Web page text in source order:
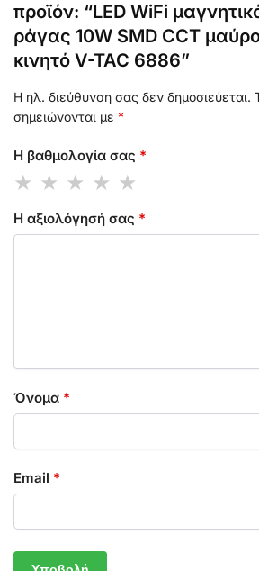
προϊόν: “LED WiFi
ράγας 10W SMD CCT
κινητό V-TAC 6886”
Η ηλ. διεύθυνση σας δεν δημοσιεύεται.
σημειώνονται με *
Η βαθμολογία σας *
Η αξιολόγησή σας *
Όνομα *
Email *